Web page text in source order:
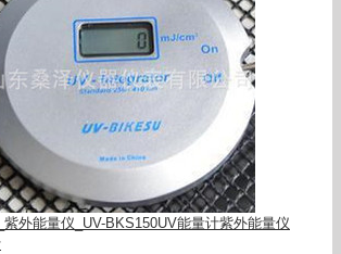
紫外能量仪_UV-BKS150UV能量计紫外能量仪